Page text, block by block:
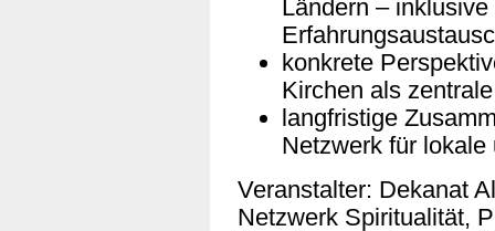
Ländern –
konkrete
Kirchen als
langfristige
Netzwerk für
Veranstalter: Dekanat
Netzwerk Spiritualität,